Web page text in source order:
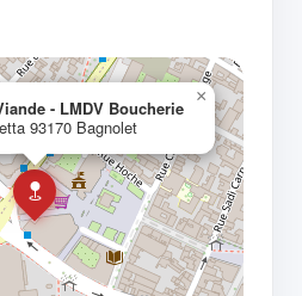
- LMDV Boucherie
93170 Bagnolet
×